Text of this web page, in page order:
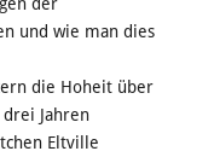
der
und wie man dies
die Hoheit über
Jahren
Eltville